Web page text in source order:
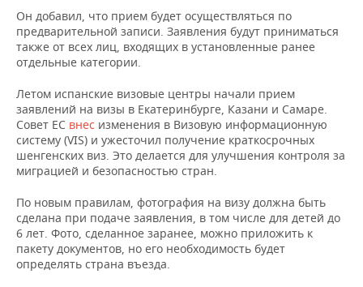
ТОРГОВЫЕ ЦЕНТРЫ
ТАТАРСТАНА
ИНВЕСТИЦИИ
МАШИНОСТРОЕНИЕ
НЕФТЕХИМИЯ
ОПК
ЭНЕРГЕТИКА
НОВОСТИ БИЗНЕСА
РОЗНИЧНАЯ ТОРГОВЛЯ
ТРАНСПОРТ
УСЛУГИ
ТЕХНОЛОГИИ
НОВОСТИ ТЕХНОЛОГИЙ
IT
МЕДИА
МЕРОПРИЯТИЯ
НОВОСТИ МЕРОПРИЯТИЙ
ВЫЕЗДНАЯ РЕДАКЦИЯ
ONLINE-КОНФЕРЕНЦИИ
ОТКРЫТАЯ ЛЕКЦИЯ
СПОРТ
НОВОСТИ СПОРТА
ХОККЕЙ
БАСКЕТБОЛ
ОБЩЕСТВО
ВЛАСТЬ
ИНФРАСТРУКТУРА
СЮЖЕТЫ
СПРАВОЧНИК
Он добавил, что прием будет осуществляться по
предварительной записи. Заявления будут приниматься
также от всех лиц, входящих в установленные ранее
отдельные категории.
Летом испанские визовые центры начали прием
заявлений на визы в Екатеринбурге, Казани и Самаре.
Совет ЕС внес изменения в Визовую информационную
систему (VIS) и ужесточил получение краткосрочных
шенгенских виз. Это делается для улучшения контроля за
миграцией и безопасностью стран.
По новым правилам, фотография на визу должна быть
сделана при подаче заявления, в том числе для детей до
6 лет. Фото, сделанное заранее, можно приложить к
пакету документов, но его необходимость будет
определять страна въезда.